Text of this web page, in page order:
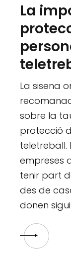
La
La sisena
sobre la
protecció
teletreball.
empreses
tenir part
des de
donen